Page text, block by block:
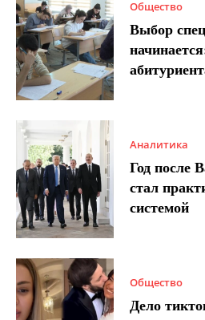
Общество
Выбор
Аналитика
Год после
стал
системой
Общество
Дело